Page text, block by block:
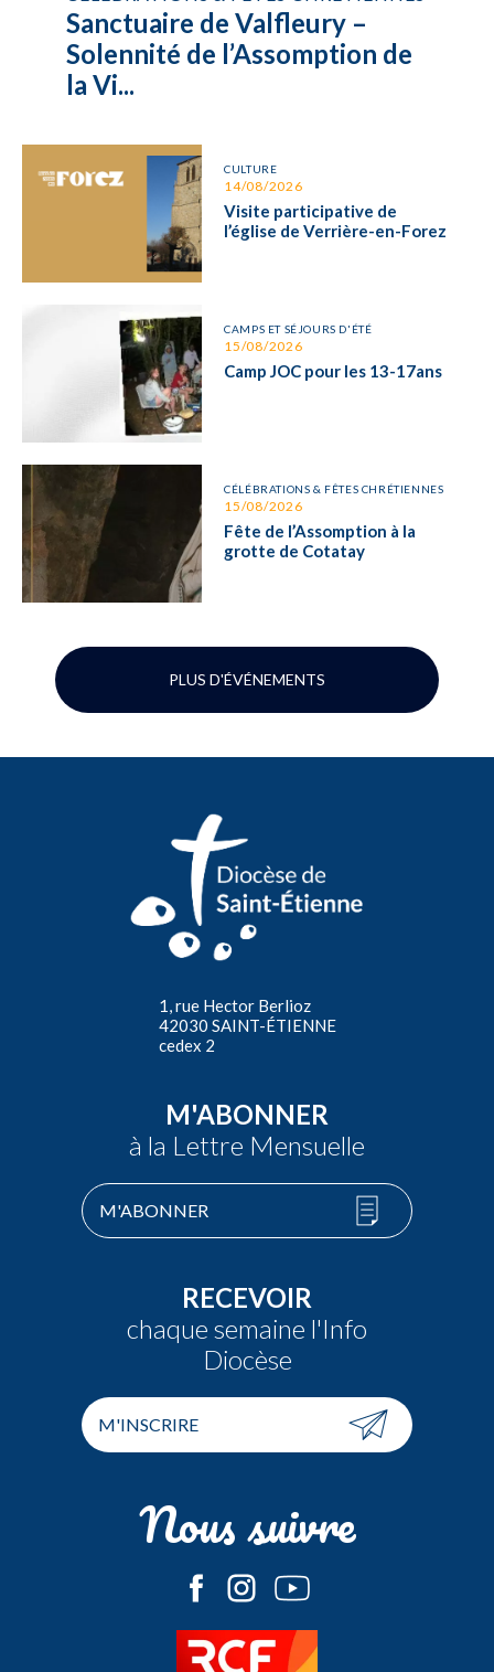
PLUS D'ÉVÉNEMENTS
Sanctuaire de Valfleury –
Solennité de l’Assomption de
la Vi...
CULTURE
14/08/2026
Visite participative de
l’église de Verrière-en-Forez
CAMPS ET SÉJOURS D'ÉTÉ
15/08/2026
Camp JOC pour les 13-17ans
CÉLÉBRATIONS & FÊTES CHRÉTIENNES
15/08/2026
Fête de l’Assomption à la
grotte de Cotatay
1, rue Hector Berlioz
42030 SAINT-ÉTIENNE
cedex 2
M'ABONNER
à la Lettre Mensuelle
M'ABONNER
RECEVOIR
chaque semaine l'Info
Diocèse
M'INSCRIRE
Nous suivre